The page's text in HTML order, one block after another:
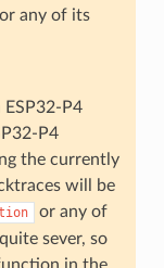
or any of its
P4
P4
the currently
will be
or any of
sever, so